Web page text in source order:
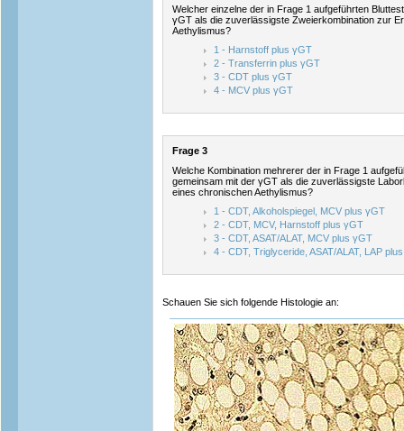
Welcher einzelne der in Frage 1 aufgeführten
γGT als die zuverlässigste Zweierkombination zur
Aethylismus?
1 - Harnstoff plus γGT
2 - Transferrin plus γGT
3 - CDT plus γGT
4 - MCV plus γGT
Frage 3
Welche Kombination mehrerer der in Frage 1
gemeinsam mit der γGT als die zuverlässigste
eines chronischen Aethylismus?
1 - CDT, Alkoholspiegel, MCV plus γGT
2 - CDT, MCV, Harnstoff plus γGT
3 - CDT, ASAT/ALAT, MCV plus γGT
4 - CDT, Triglyceride, ASAT/ALAT, LAP
Schauen Sie sich folgende Histologie an: